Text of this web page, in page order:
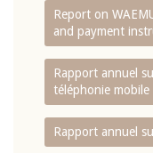
Report on
and payment
Rapport annuel
téléphonie mobile
Rapport annuel